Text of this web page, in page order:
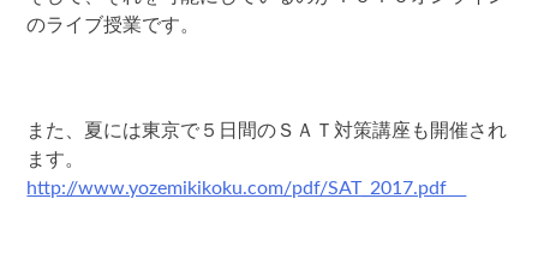
のライブ授業です。
また、夏には東京で５日間のＳＡＴ対策講座も開催され
ます。
http://www.yozemikikoku.com/pdf/SAT_2017.pdf